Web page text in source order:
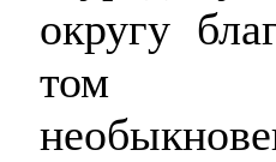
округу
том